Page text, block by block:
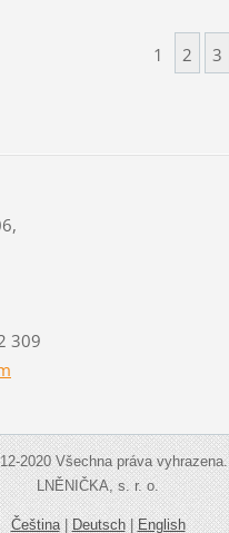
1 2 3
309
2020 Všechna práva vyhrazena.
LNĚNIČKA, s. r. o.
Čeština|Deutsch|English